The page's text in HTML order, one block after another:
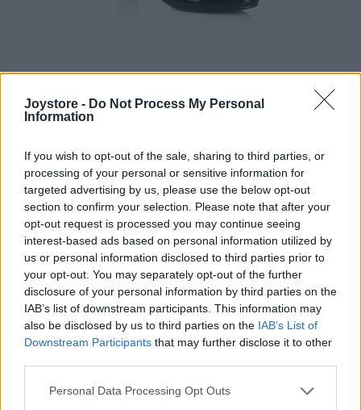
Joystore - Do Not Process My Personal
Information
If you wish to opt-out of the sale, sharing to third parties, or
processing of your personal or sensitive information for
targeted advertising by us, please use the below opt-out
section to confirm your selection. Please note that after your
opt-out request is processed you may continue seeing
interest-based ads based on personal information utilized by
us or personal information disclosed to third parties prior to
your opt-out. You may separately opt-out of the further
disclosure of your personal information by third parties on the
IAB’s list of downstream participants. This information may
also be disclosed by us to third parties on the IAB’s List of
Downstream Participants that may further disclose it to other
Personal Data Processing Opt Outs
36
LULU HUN LUCILLE HEEL
44,90 €